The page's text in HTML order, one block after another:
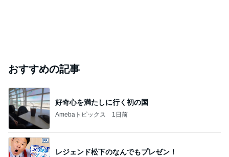
おすすめの記事
好奇心を満たしに行く初の国
Amebaトピックス 1日前
レジェンド松下のなんでもプレゼン！